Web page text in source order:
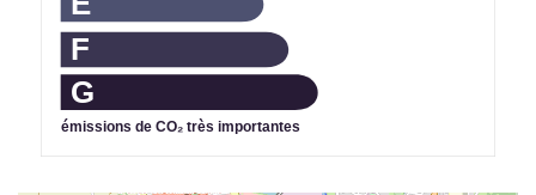
F
G
émissions de CO₂ très importantes